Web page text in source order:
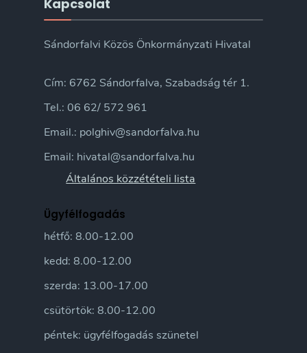
Kapcsolat
Sándorfalvi Közös Önkormányzati Hivatal
Cím: 6762 Sándorfalva, Szabadság tér 1.
Tel.: 06 62/ 572 961
Email.: polghiv@sandorfalva.hu
Email: hivatal@sandorfalva.hu
Általános közzétételi lista
Ügyfélfogadás
hétfő: 8.00-12.00
kedd: 8.00-12.00
szerda: 13.00-17.00
csütörtök: 8.00-12.00
péntek: ügyfélfogadás szünetel